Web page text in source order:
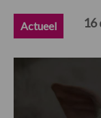
Actueel 16